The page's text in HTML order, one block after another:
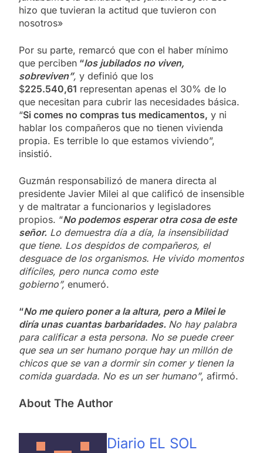
hizo que tuvieran la actitud que tuvieron con
nosotros»
Por su parte, remarcó que con el haber mínimo
que perciben “los jubilados no viven,
sobreviven”, y definió que los
$225.540,61 representan apenas el 30% de lo
que necesitan para cubrir las necesidades básica.
“Si comes no compras tus medicamentos, y ni
hablar los compañeros que no tienen vivienda
propia. Es terrible lo que estamos viviendo”,
insistió.
Guzmán responsabilizó de manera directa al
presidente Javier Milei al que calificó de insensible
y de maltratar a funcionarios y legisladores
propios. “No podemos esperar otra cosa de este
señor. Lo demuestra día a día, la insensibilidad
que tiene. Los despidos de compañeros, el
desguace de los organismos. He vivido momentos
difíciles, pero nunca como este
gobierno”, enumeró.
“No me quiero poner a la altura, pero a Milei le
diría unas cuantas barbaridades. No hay palabra
para calificar a esta persona. No se puede creer
que sea un ser humano porque hay un millón de
chicos que se van a dormir sin comer y tienen la
comida guardada. No es un ser humano”, afirmó.
About The Author
Diario EL SOL